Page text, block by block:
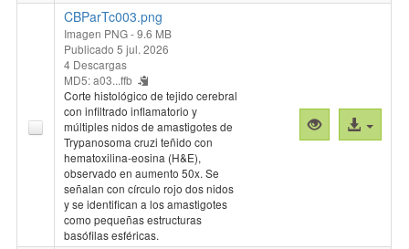
CBParTc003.png
Imagen PNG- 9.6 MB
Publicado 5 jul. 2026
4 Descargas
MD5: a03...ffb
Corte histológico de tejido cerebral
con infiltrado inflamatorio y
múltiples nidos de amastigotes de
Trypanosoma cruzi teñido con
hematoxilina-eosina (H&E),
observado en aumento 50x. Se
señalan con círculo rojo dos nidos
y se identifican a los amastigotes
como pequeñas estructuras
basófilas esféricas.
Vista
previa
Acceso
al